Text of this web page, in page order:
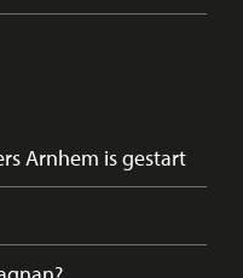
Arnhem is gestart